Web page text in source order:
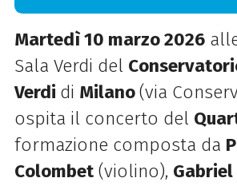
Martedì 10 marzo 2026
Sala Verdi del
Verdi di Milano(via
ospita il concerto del
formazione composta da
Colombet(violino), Gabriel